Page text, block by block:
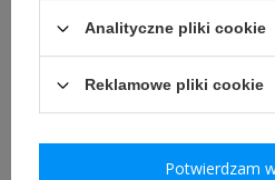
Analityczne pliki cookie
Reklamowe pliki cookie
Potwierdzam